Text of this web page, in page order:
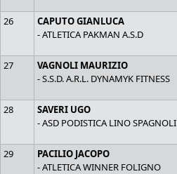
26
CAPUTO GIANLUCA
- ATLETICA PAKMAN A.S.D
27
VAGNOLI MAURIZIO
- S.S.D. A.R.L. DYNAMYK FITNESS
28
SAVERI UGO
- ASD PODISTICA LINO SPAGNOLI
29
PACILIO JACOPO
- ATLETICA WINNER FOLIGNO